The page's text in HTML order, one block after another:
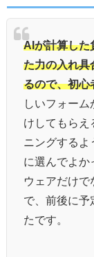
AIが計算した
た力の入れ具
るので、初心
しいフォー
けしてもらえ
ニングするよ
に選んでよか
ウェアだけ
で、前後に予
たです。